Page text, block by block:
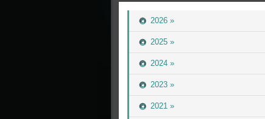
2026 »
2025 »
2024 »
2023 »
2021 »